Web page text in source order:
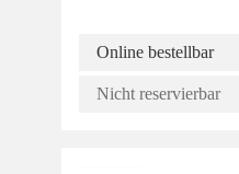
Online bestellbar
Nicht reservierbar